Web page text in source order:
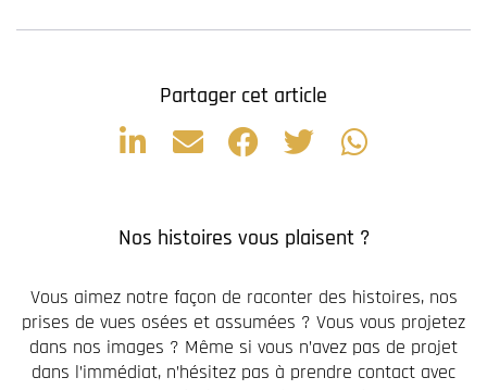
Partager cet article
Nos histoires vous plaisent ?
Vous aimez notre façon de raconter des histoires, nos
prises de vues osées et assumées ? Vous vous projetez
dans nos images ? Même si vous n’avez pas de projet
dans l’immédiat, n’hésitez pas à prendre contact avec